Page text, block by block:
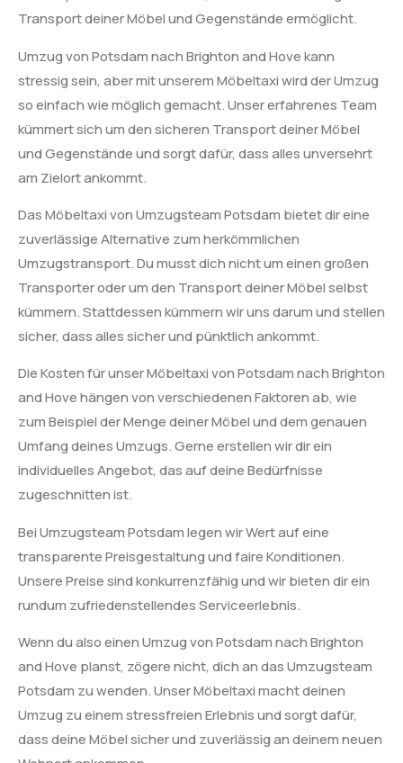
Transport deiner Möbel und Gegenstände ermöglicht.
Umzug von Potsdam nach Brighton and Hove kann
stressig sein, aber mit unserem Möbeltaxi wird der Umzug
so einfach wie möglich gemacht. Unser erfahrenes Team
kümmert sich um den sicheren Transport deiner Möbel
und Gegenstände und sorgt dafür, dass alles unversehrt
am Zielort ankommt.
Das Möbeltaxi von Umzugsteam Potsdam bietet dir eine
zuverlässige Alternative zum herkömmlichen
Umzugstransport. Du musst dich nicht um einen großen
Transporter oder um den Transport deiner Möbel selbst
kümmern. Stattdessen kümmern wir uns darum und stellen
sicher, dass alles sicher und pünktlich ankommt.
Die Kosten für unser Möbeltaxi von Potsdam nach Brighton
and Hove hängen von verschiedenen Faktoren ab, wie
zum Beispiel der Menge deiner Möbel und dem genauen
Umfang deines Umzugs. Gerne erstellen wir dir ein
individuelles Angebot, das auf deine Bedürfnisse
zugeschnitten ist.
Bei Umzugsteam Potsdam legen wir Wert auf eine
transparente Preisgestaltung und faire Konditionen.
Unsere Preise sind konkurrenzfähig und wir bieten dir ein
rundum zufriedenstellendes Serviceerlebnis.
Wenn du also einen Umzug von Potsdam nach Brighton
and Hove planst, zögere nicht, dich an das Umzugsteam
Potsdam zu wenden. Unser Möbeltaxi macht deinen
Umzug zu einem stressfreien Erlebnis und sorgt dafür,
dass deine Möbel sicher und zuverlässig an deinem neuen